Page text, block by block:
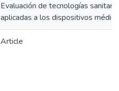
Evaluación de tecnologías
aplicadas a los dispositivos
Article